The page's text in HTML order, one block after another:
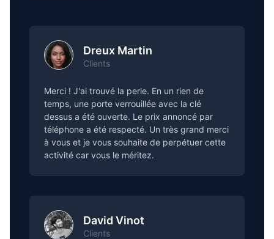
Dreux Martin
Clients
Merci ! J'ai trouvé la perle. En un rien de
temps, une porte verrouillée avec la clé
dessus a été ouverte. Le prix annoncé par
téléphone a été respecté. Un très grand merci
à vous et je vous souhaite de perpétuer cette
activité car vous le méritez.
David Vinot
Clients